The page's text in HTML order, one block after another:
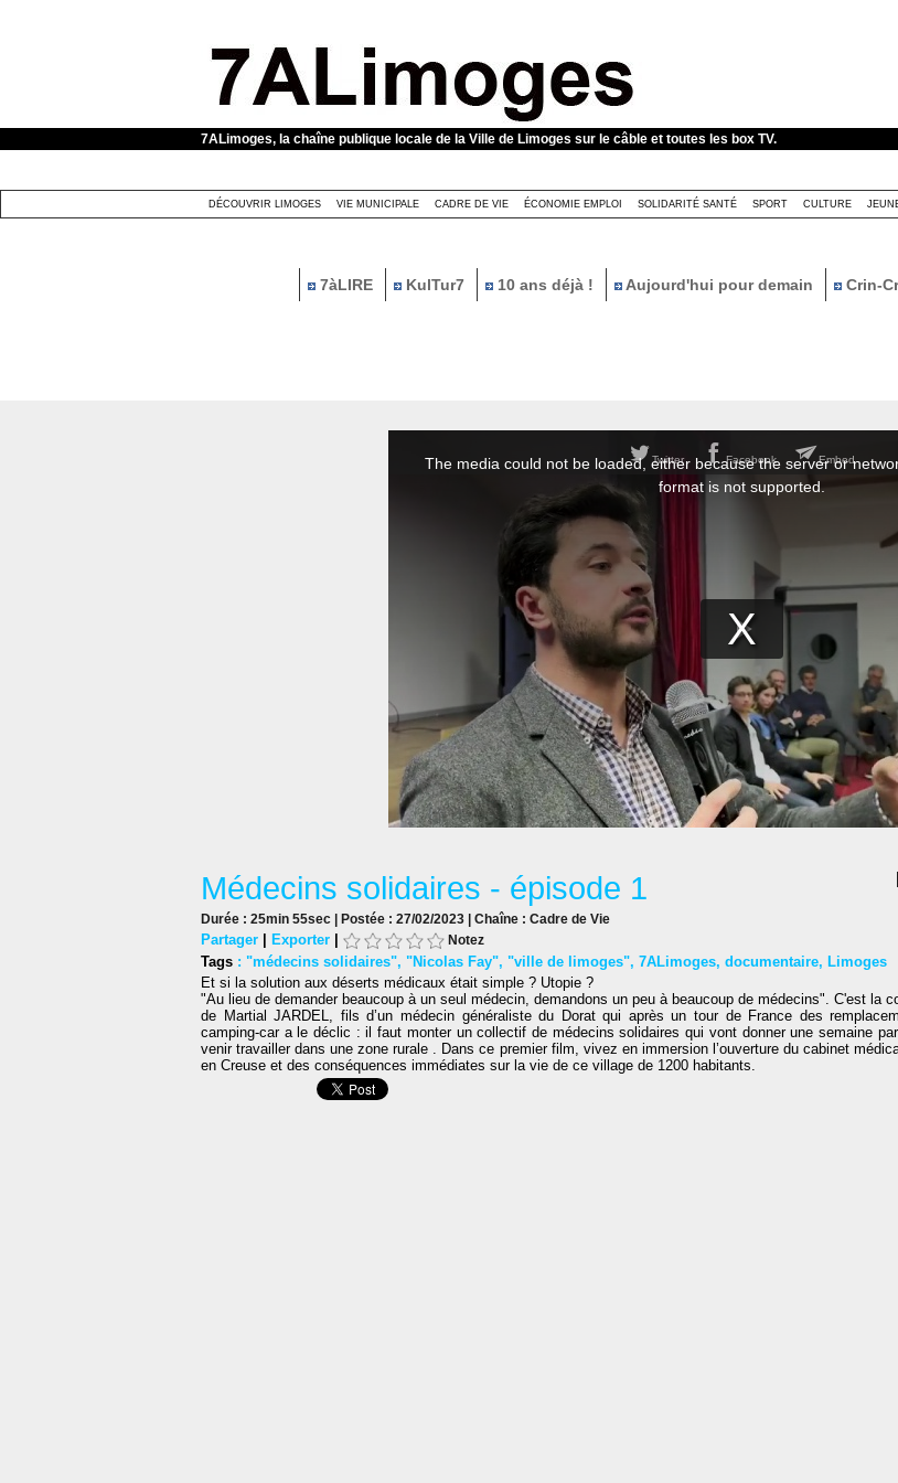
7ALimoges, la chaîne publique locale de la Ville de Limoges sur le câble et toutes les box TV.
DÉCOUVRIR LIMOGES VIE MUNICIPALE CADRE DE VIE ÉCONOMIE EMPLOI SOLIDARITÉ SANTÉ SPORT CULTURE
7àLIRE KulTur7 10 ans déjà ! Aujourd'hui pour demain Crin-
Médecins solidaires - épisode 1
Durée : 25min 55sec | Postée : 27/02/2023 | Chaîne : Cadre de Vie
Partager | Exporter | Notez
Tags : "médecins solidaires", "Nicolas Fay", "ville de limoges", 7ALimoges, documentaire, Limoges
Et si la solution aux déserts médicaux était simple ? Utopie ?
"Au lieu de demander beaucoup à un seul médecin, demandons un peu à beaucoup de médecins". C'est la
de Martial JARDEL, fils d’un médecin généraliste du Dorat qui après un tour de France des
camping-car a le déclic : il faut monter un collectif de médecins solidaires qui vont donner une semaine
venir travailler dans une zone rurale . Dans ce premier film, vivez en immersion l’ouverture du cabinet
en Creuse et des conséquences immédiates sur la vie de ce village de 1200 habitants.